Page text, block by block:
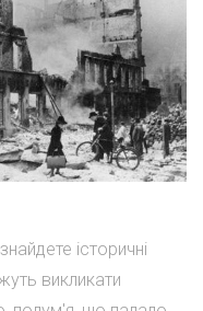
історичні
викликати